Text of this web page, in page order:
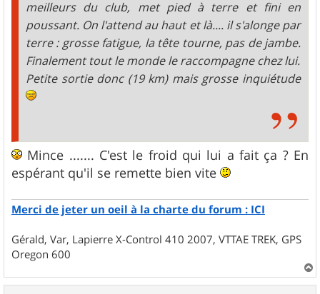
meilleurs du club, met pied à terre et fini en
poussant. On l'attend au haut et là.... il s'alonge par
terre : grosse fatigue, la tête tourne, pas de jambe.
Finalement tout le monde le raccompagne chez lui.
Petite sortie donc (19 km) mais grosse inquiétude
Mince ....... C'est le froid qui lui a fait ça ? En
espérant qu'il se remette bien vite
Merci de jeter un oeil à la charte du forum : ICI
Gérald, Var, Lapierre X-Control 410 2007, VTTAE TREK, GPS
Oregon 600
a